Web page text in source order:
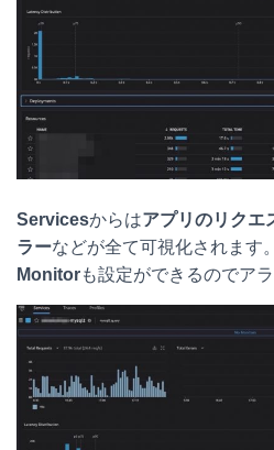
Servicesからはアプリのリクエ
ラーなどが全て可視化されます
Monitorも設定ができるのでア